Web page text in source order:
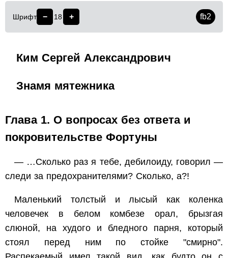
Шрифт − 18 + fb2
Ким Сергей Александрович
Знамя мятежника
Глава 1. О вопросах без ответа и
покровительстве Фортуны
— …Сколько раз я тебе, дебилоиду, говорил —
следи за предохранителями? Сколько, а?!
Маленький толстый и лысый как коленка
человечек в белом комбезе орал, брызгая
слюной, на худого и бледного парня, который
стоял перед ним по стойке "смирно".